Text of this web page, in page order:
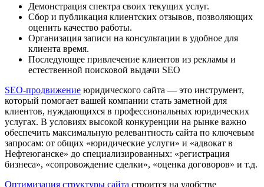
Демонстрация спектра своих текущих услуг.
Сбор и публикация клиентских отзывов, позволяющих
оценить качество работы.
Организация записи на консультации в удобное для
клиента время.
Последующее привлечение клиентов из рекламы и
естественной поисковой выдачи SEO
SEO-продвижение юридического сайта — это инструмент,
который помогает вашей компании стать заметной для
клиентов, нуждающихся в профессиональных юридических
услугах. В условиях высокой конкуренции на рынке важно
обеспечить максимальную релевантность сайта по ключевым
запросам: от общих «юридические услуги» и «адвокат в
Нефтеюганске» до специализированных: «регистрация
бизнеса», «сопровождение сделки», «оценка договоров» и т.д.
Оптимизация структуры сайта строится на удобстве